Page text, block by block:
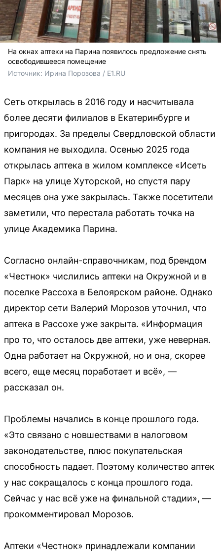
На окнах аптеки на Парина появилось предложение снять
освободившееся помещение
Источник: Ирина Порозова / E1.RU
Сеть открылась в 2016 году и насчитывала
более десяти филиалов в Екатеринбурге и
пригородах. За пределы Свердловской области
компания не выходила. Осенью 2025 года
открылась аптека в жилом комплексе «Исеть
Парк» на улице Хуторской, но спустя пару
месяцев она уже закрылась. Также посетители
заметили, что перестала работать точка на
улице Академика Парина.
Согласно онлайн-справочникам, под брендом
«Честнок» числились аптеки на Окружной и в
поселке Рассоха в Белоярском районе. Однако
директор сети Валерий Морозов уточнил, что
аптека в Рассохе уже закрыта. «Информация
про то, что осталось две аптеки, уже неверная.
Одна работает на Окружной, но и она, скорее
всего, еще месяц поработает и всё», —
рассказал он.
Проблемы начались в конце прошлого года.
«Это связано с новшествами в налоговом
законодательстве, плюс покупательская
способность падает. Поэтому количество аптек
у нас сокращалось с конца прошлого года.
Сейчас у нас всё уже на финальной стадии», —
прокомментировал Морозов.
Аптеки «Честнок» принадлежали компании